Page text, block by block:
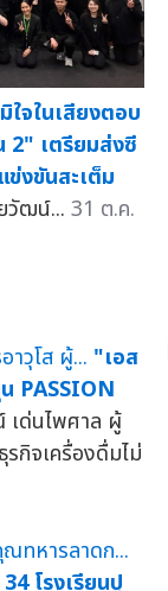
จในเสียงตอบ
2" เตรียมส่งซี
งขันสะเต็ม
วัฒน์... 31 ต.ค.
"เอส
PASSION
ด่นไพศาล ผู้
กิจเครื่องดื่มไม่
โรงเรียนปู